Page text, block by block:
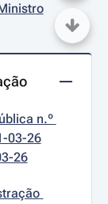
n.º
03-26
26